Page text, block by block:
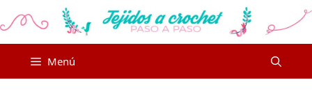
al
Menú